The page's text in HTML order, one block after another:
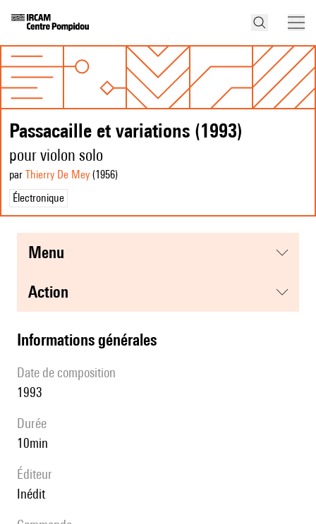
Passacaille et variations (1993)
pour violon solo
par Thierry De Mey (1956)
Électronique
menu
action
informations générales
date de composition
1993
durée
10min
éditeur
Inédit